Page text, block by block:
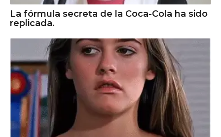
La fórmula secreta de la Coca-Cola ha sido
replicada.